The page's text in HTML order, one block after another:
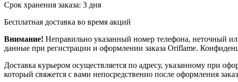
Срок хранения заказа: 3 дня
Бесплатная доставка во время акций
Внимание! Неправильно указанный номер телефона, неточный
данные при регистрации и оформлении заказа Oriflame.
Доставка курьером осуществляется по адресу, указанному при
который свяжется с вами непосредственно после оформления